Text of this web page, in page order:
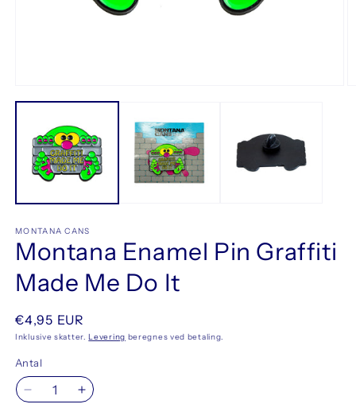
mediet
modus
MONTANA CANS
Montana Enamel Pin Graffiti
Made Me Do It
Normalpris
€4,95 EUR
Inklusive skatter.Levering beregnes ved betaling.
Antal
Reducer Øg